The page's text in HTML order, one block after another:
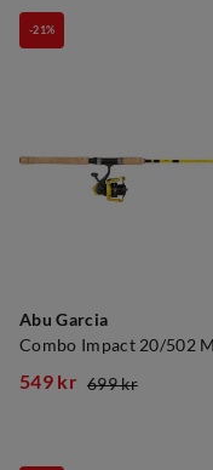
Abu Garcia
-21%
549 kr 699 kr